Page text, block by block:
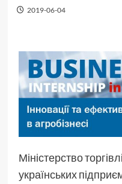
2019-06-04
Міністерство
українських